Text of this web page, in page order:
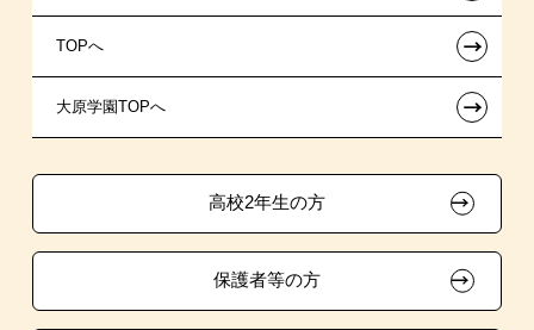
新聞奨学生
試験による特待生制度
指定校自己推薦入学
特別推薦入学
生徒会活動推薦入学
施設・研修所
学生寮・マンションのご案内
大原学園グループ案内
在校生へのお知らせ
各種証明書の発行ご希望の方
採用ご担当の方
TOPへ ←
大原学園TOPへ ←
高校2年生の方
保護者等の方